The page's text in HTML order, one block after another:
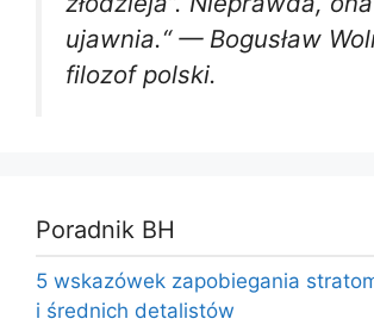
ujawnia.“ — Bogusław
filozof polski.
Poradnik BH
5 wskazówek zapobiegania
i średnich detalistów